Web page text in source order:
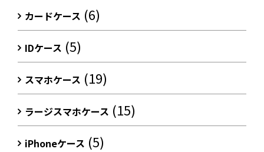
カードケース (6)
IDケース (5)
スマホケース (19)
ラージスマホケース (15)
iPhoneケース (5)